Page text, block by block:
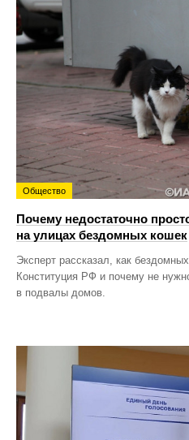
Общество
Почему недостаточно
на улицах бездомных кошек
Эксперт рассказал, как
Конституция РФ и почему не
в подвалы домов.